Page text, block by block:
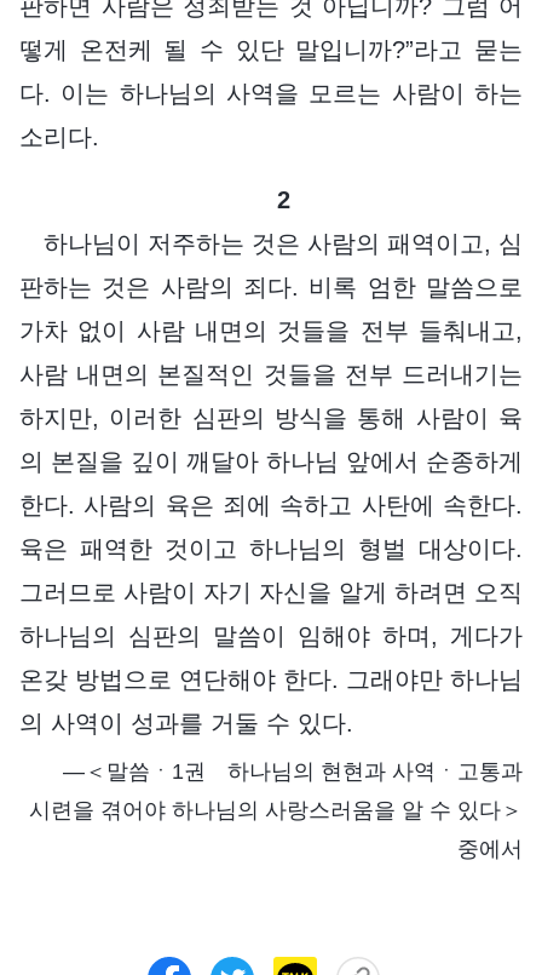
판하면 사람은 정죄받는 것 아닙니까? 그럼 어
떻게 온전케 될 수 있단 말입니까?”라고 묻는
다. 이는 하나님의 사역을 모르는 사람이 하는
소리다.
2
하나님이 저주하는 것은 사람의 패역이고, 심
판하는 것은 사람의 죄다. 비록 엄한 말씀으로
가차 없이 사람 내면의 것들을 전부 들춰내고,
사람 내면의 본질적인 것들을 전부 드러내기는
하지만, 이러한 심판의 방식을 통해 사람이 육
의 본질을 깊이 깨달아 하나님 앞에서 순종하게
한다. 사람의 육은 죄에 속하고 사탄에 속한다.
육은 패역한 것이고 하나님의 형벌 대상이다.
그러므로 사람이 자기 자신을 알게 하려면 오직
하나님의 심판의 말씀이 임해야 하며, 게다가
온갖 방법으로 연단해야 한다. 그래야만 하나님
의 사역이 성과를 거둘 수 있다.
―＜말씀ㆍ1권 하나님의 현현과 사역ㆍ고통과
시련을 겪어야 하나님의 사랑스러움을 알 수 있다＞
중에서